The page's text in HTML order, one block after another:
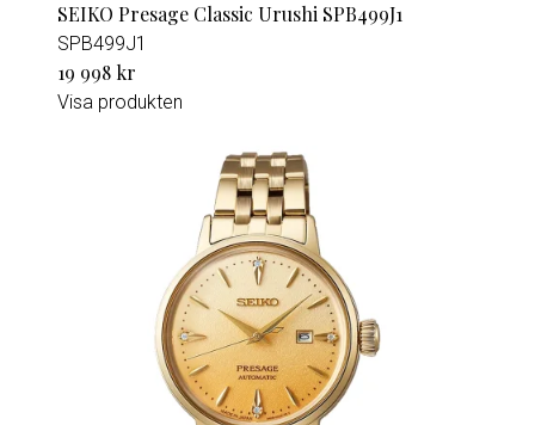
SEIKO Presage Classic Urushi SPB499J1
SPB499J1
19 998 kr
Visa produkten